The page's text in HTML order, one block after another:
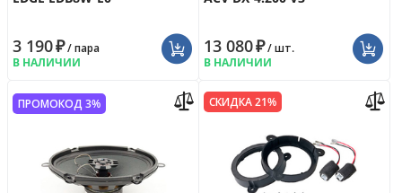
3 190₽/ пара
В НАЛИЧИИ
13 080₽/ шт.
В НАЛИЧИИ
ПРОМОКОД 3% СКИДКА 21%